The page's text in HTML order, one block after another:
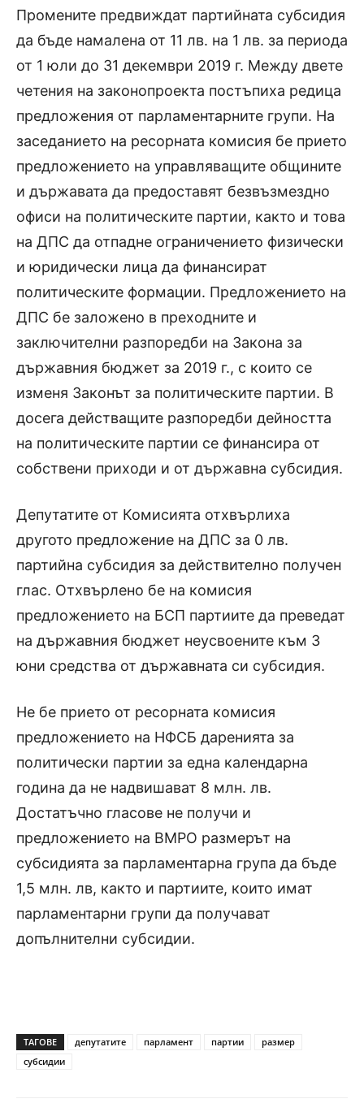
Промените предвиждат партийната субсидия
да бъде намалена от 11 лв. на 1 лв. за периода
от 1 юли до 31 декември 2019 г. Между двете
четения на законопроекта постъпиха редица
предложения от парламентарните групи. На
заседанието на ресорната комисия бе прието
предложението на управляващите общините
и държавата да предоставят безвъзмездно
офиси на политическите партии, както и това
на ДПС да отпадне ограничението физически
и юридически лица да финансират
политическите формации. Предложението на
ДПС бе заложено в преходните и
заключителни разпоредби на Закона за
държавния бюджет за 2019 г., с които се
изменя Законът за политическите партии. В
досега действащите разпоредби дейността
на политическите партии се финансира от
собствени приходи и от държавна субсидия.
Депутатите от Комисията отхвърлиха
другото предложение на ДПС за 0 лв.
партийна субсидия за действително получен
глас. Отхвърлено бе на комисия
предложението на БСП партиите да преведат
на държавния бюджет неусвоените към 3
юни средства от държавната си субсидия.
Не бе прието от ресорната комисия
предложението на НФСБ даренията за
политически партии за една календарна
година да не надвишават 8 млн. лв.
Достатъчно гласове не получи и
предложението на ВМРО размерът на
субсидията за парламентарна група да бъде
1,5 млн. лв, както и партиите, които имат
парламентарни групи да получават
допълнителни субсидии.
ТАГОВЕ депутатите парламент партии
размер
субсидии